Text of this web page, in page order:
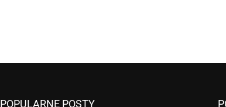
POPULARNE POSTY